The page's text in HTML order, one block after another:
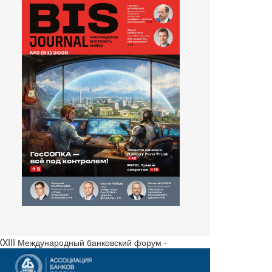
Международный банковский форум -